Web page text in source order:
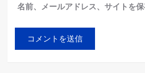
名前、メールアドレス、サイトを保